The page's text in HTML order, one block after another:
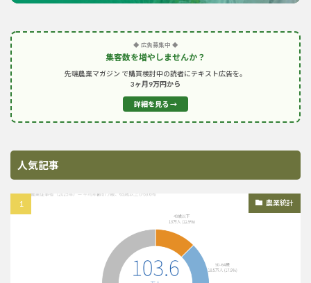
◆ 広告募集中 ◆
集客数を増やしませんか？
先端農業マガジン で購買検討中の読者にテキスト広告を。
3ヶ月9万円から
詳細を見る →
人気記事
農業統計